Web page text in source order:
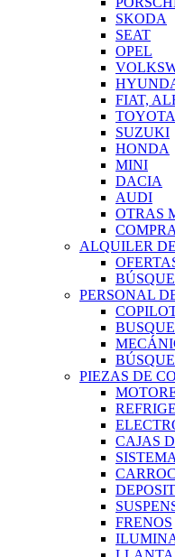
SKODA
SEAT
OPEL
FIAT,
TOYOTA
SUZUKI
HONDA
MINI
DACIA
AUDI
OTRAS
ALQUILER
PERSONAL
PIEZAS DE
CAJAS
FRENOS